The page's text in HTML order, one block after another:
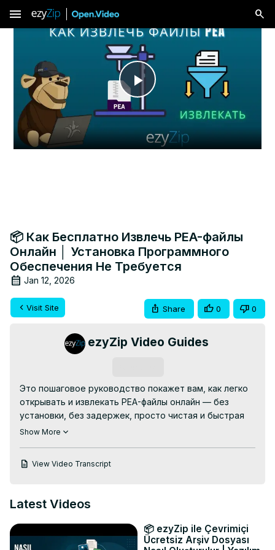
menu
Play
Video
📦 Как Бесплатно Извлечь PEA-файлы
Онлайн │ Установка Программного
Обеспечения Не Требуется
Jan 12, 2026
Visit Site Share 0 0
ezyZip Video Guides
Это пошаговое руководство покажет вам, как легко
открывать и извлекать PEA-файлы онлайн — без
установки, без задержек, просто чистая и быстрая
обработка файлов! Идеально подходит для работы с
👉 БЕСПЛАТНЫЙ онлайн-экстрактор PEA:
- Загрузите свой PEA-файл — нажмите «Выбрать PEA-
файл для открытия» или просто перетащите его в
область загрузки.
Show More
View Video Transcript
Latest Videos
📦 ezyZip ile Çevrimiçi
Ücretsiz Arşiv Dosyası